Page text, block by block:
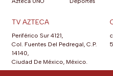
TV AZTECA
Periférico Sur 4121,
Col. Fuentes Del Pedregal, C.P.
14140,
Ciudad De México, México.